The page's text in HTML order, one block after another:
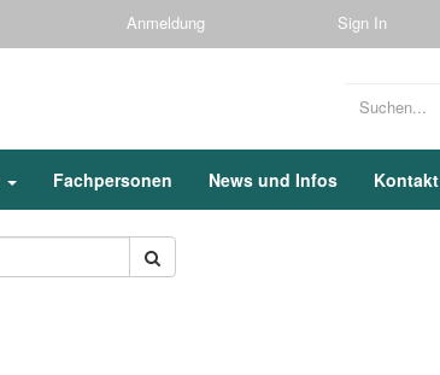
Anmeldung Sign In
Fachpersonen News und Infos Kontakt